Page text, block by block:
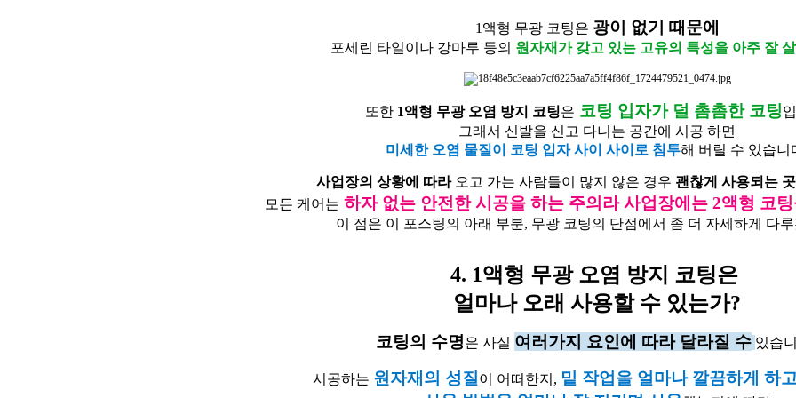
1액형 무광 코팅은 광이 없기 때문에
포세린 타일이나 강마루 등의 원자재가 갖고 있는 고유의 특성을 아주 잘
또한 1액형 무광 오염 방지 코팅은 코팅 입자가 덜 촘촘한 코팅
그래서 신발을 신고 다니는 공간에 시공 하면
미세한 오염 물질이 코팅 입자 사이 사이로 침투해 버릴 수 있습니
사업장의 상황에 따라 오고 가는 사람들이 많지 않은 경우 괜찮게 사용되는
모든 케어는 하자 없는 안전한 시공을 하는 주의라 사업장에는 2액형 코
이 점은 이 포스팅의 아래 부분, 무광 코팅의 단점에서 좀 더 자세하게 다
4. 1액형 무광 오염 방지 코팅은
얼마나 오래 사용할 수 있는가?
코팅의 수명은 사실 여러가지 요인에 따라 달라질 수 있습
시공하는 원자재의 성질 이 어떠한지, 밑 작업을 얼마나 깔끔하게 하